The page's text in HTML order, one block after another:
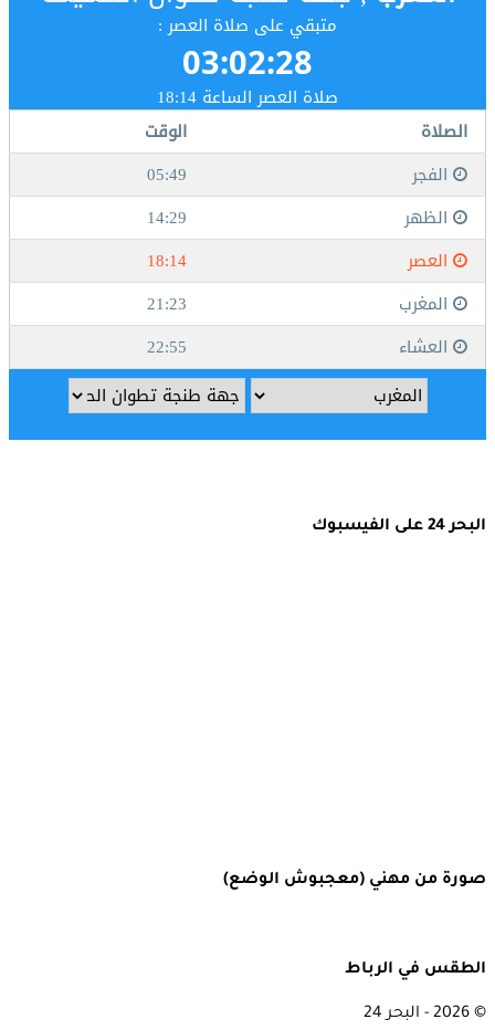
البحر 24 على الفيسبوك
صورة من مهني (معجبوش الوضع)
الطقس في الرباط
© 2026 - البحر 24